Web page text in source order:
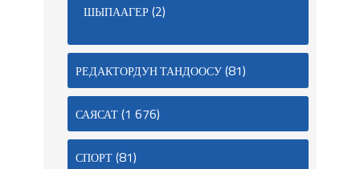
ШЫПААГЕР(2)
РЕДАКТОРДУН ТАНДООСУ(81)
САЯСАТ(1 676)
СПОРТ(81)